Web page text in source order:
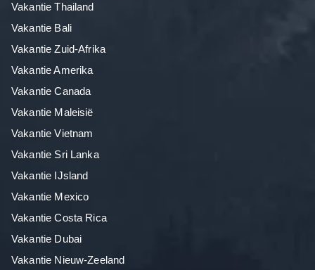
Vakantie Thailand
Vakantie Bali
Vakantie Zuid-Afrika
Vakantie Amerika
Vakantie Canada
Vakantie Maleisië
Vakantie Vietnam
Vakantie Sri Lanka
Vakantie IJsland
Vakantie Mexico
Vakantie Costa Rica
Vakantie Dubai
Vakantie Nieuw-Zeeland